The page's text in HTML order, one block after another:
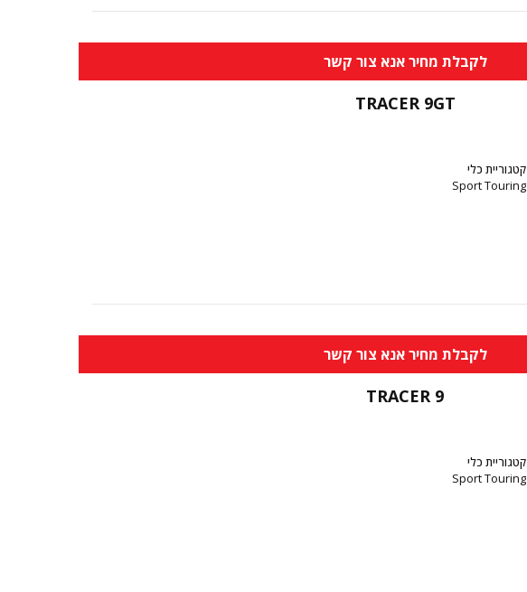
לקבלת מחיר אנא צור קשר
TRACER 9GT
קטגוריית כלי
Sport Touring
לקבלת מחיר אנא צור קשר
TRACER 9
קטגוריית כלי
Sport Touring